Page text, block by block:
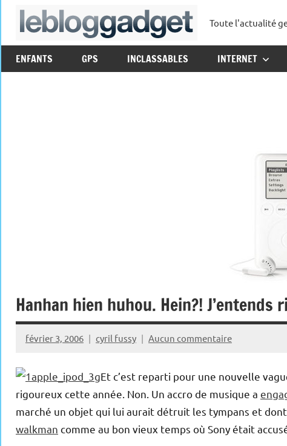
Aller
Toute l'actualité
ENFANTS GPS INCLASSABLES INTERNET
Hanhan hien huhou. Hein?!
février 3, 2006 cyril fussy Aucun commentaire
Et c’est reparti pour une nouvelle
rigoureux cette année. Non. Un accro de musique a
marché un objet qui lui aurait détruit les tympans et dont
walkman comme au bon vieux temps où Sony était